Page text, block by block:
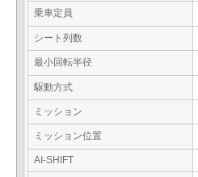
乗車定員
シート列数
最小回転半径
駆動方式
ミッション
ミッション位置
AI-SHIFT